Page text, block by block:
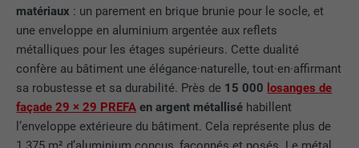
matériaux : un parement en brique brunie pour le socle, et
une enveloppe en aluminium argentée aux reflets
métalliques pour les étages supérieurs. Cette dualité
confère au bâtiment une élégance·naturelle, tout·en·affirmant
sa robustesse et sa durabilité. Près de 15 000 losanges de
façade 29 × 29 PREFA en argent métallisé habillent
l’enveloppe extérieure du bâtiment. Cela représente plus de